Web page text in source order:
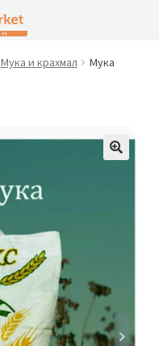
Мука и крахмал
Мука